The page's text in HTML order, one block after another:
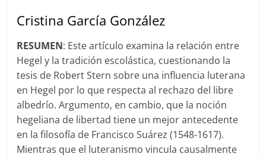
Cristina García González
RESUMEN: Este artículo examina la relación entre
Hegel y la tradición escolástica, cuestionando la
tesis de Robert Stern sobre una influencia luterana
en Hegel por lo que respecta al rechazo del libre
albedrío. Argumento, en cambio, que la noción
hegeliana de libertad tiene un mejor antecedente
en la filosofía de Francisco Suárez (1548-1617).
Mientras que el luteranismo vincula causalmente